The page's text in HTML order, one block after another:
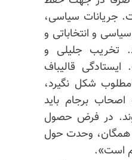
‏جریانات سیاسی،
و انتخاباتی و
تخریب جلیلی و
قالیباف
شکل نگیرد،
برجام باید
در فرض حصول
همگان، وحدت حول
است».